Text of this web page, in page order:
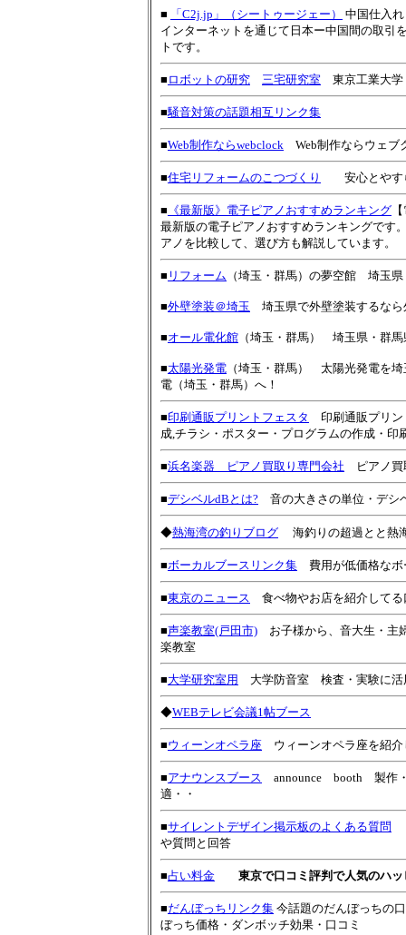
■ 「C2j.jp」（シートゥージェー）
中国仕入
インターネットを通じて日本ー中国間の取引
トです。
■ ロボットの研究 三宅研究室 東京工業大学
■騒音対策の話題相互リンク集
■Web制作ならwebclock Web制作ならウェブ
■住宅リフォームのこつづくり 安心とやすら
■ 《最新版》電子ピアノおすすめランキング
最新版の電子ピアノおすすめランキングです
アノを比較して、選び方も解説しています。
■ リフォーム （埼玉・群馬）の夢空館 埼玉
■外壁塗装＠埼玉 埼玉県で外壁塗装するなら
■オール電化館 （埼玉・群馬） 埼玉県・群
■太陽光発電 （埼玉・群馬） 太陽光発電を
電（埼玉・群馬）へ！
■印刷通販プリントフェスタ
印刷通販プリン
成,チラシ・ポスター・プログラムの作成・印
■浜名楽器 ピアノ買取り専門会社 ピアノ買
■デシベルdBとは? 音の大きさの単位・デシ
◆熱海湾の釣りブログ 海釣りの超過とと熱
■ボーカルブースリンク集 費用が低価格なボ
■東京のニュース 食べ物やお店を紹介してる
■声楽教室(戸田市) お子様から、音大生・主
楽教室
■大学研究室用 大学防音室 検査・実験に活
◆WEBテレビ会議1帖ブース
■ウィーンオペラ座 ウィーンオペラ座を紹介
■アナウンスブース
announce booth 製作・
適・・
■サイレントデザイン掲示板のよくある質問
や質問と回答
■占い料金 東京で口コミ評判で人気のハ
■だんぼっちリンク集 今話題のだんぼっちの
ぼっち価格・ダンボッチ効果・口コミ